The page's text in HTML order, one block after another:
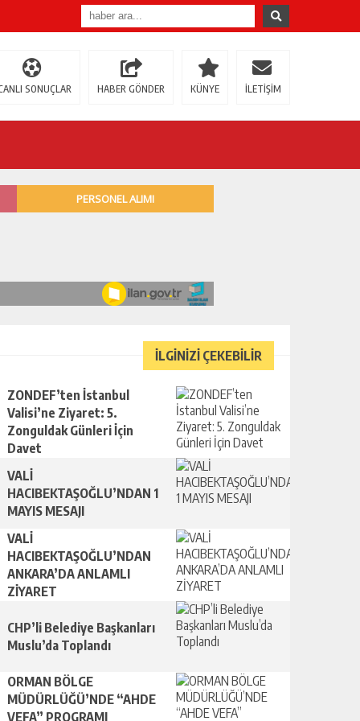
SONUÇLAR HABER GÖNDER KÜNYE İLETİŞİM
İLGİNİZİ ÇEKEBİLİR
ZONDEF’ten İstanbul
Valisi’ne Ziyaret: 5.
Zonguldak Günleri İçin
Davet
VALİ
HACIBEKTAŞOĞLU’NDAN 1
MAYIS MESAJI
VALİ
HACIBEKTAŞOĞLU’NDAN
ANKARA’DA ANLAMLI
ZİYARET
CHP’li Belediye Başkanları
Muslu’da Toplandı
ORMAN BÖLGE
MÜDÜRLÜĞÜ’NDE “AHDE
VEFA” PROGRAMI